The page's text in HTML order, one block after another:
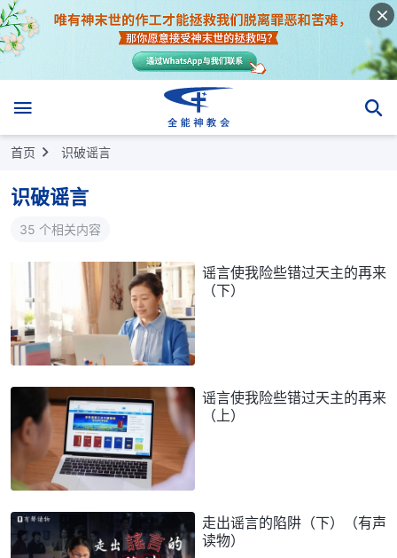
首页 识破谣言
识破谣言
35 个相关内容
谣言使我险些错过天主的再来
（下）
谣言使我险些错过天主的再来
（上）
走出谣言的陷阱（下）（有声
读物）